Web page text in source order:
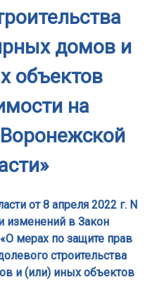
домов и
объектов
на
от 8 апреля 2022 г. N
изменений в Закон
мерах по защите прав
строительства
и (или) иных объектов